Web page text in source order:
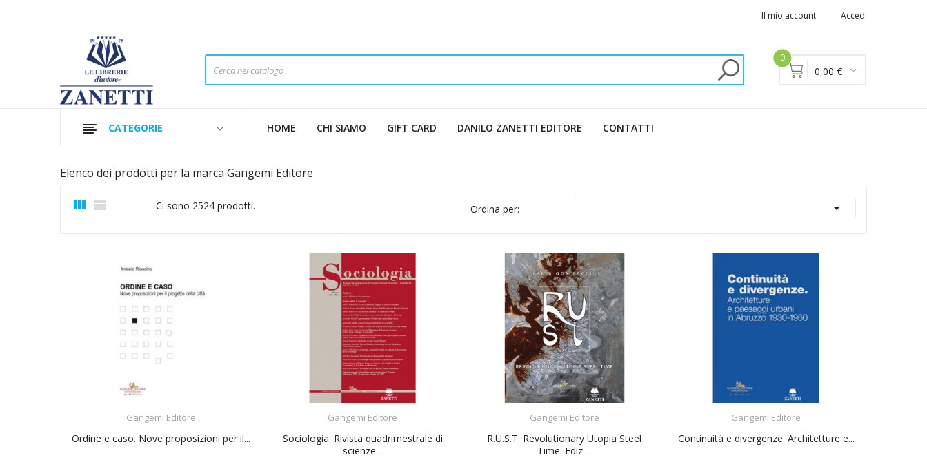
Il mio account Accedi
0
0,00 €
CATEGORIE HOME CHI SIAMO GIFT CARD DANILO ZANETTI EDITORE CONTATTI
Elenco dei prodotti per la marca Gangemi Editore
  Ci sono 2524 prodotti. Ordina per: 
Gangemi Editore
Ordine e caso. Nove proposizioni per il...
Gangemi Editore
Sociologia. Rivista quadrimestrale di
scienze...
Gangemi Editore
R.U.S.T. Revolutionary Utopia Steel
Time. Ediz....
Gangemi Editore
Continuità e divergenze. Architetture e...